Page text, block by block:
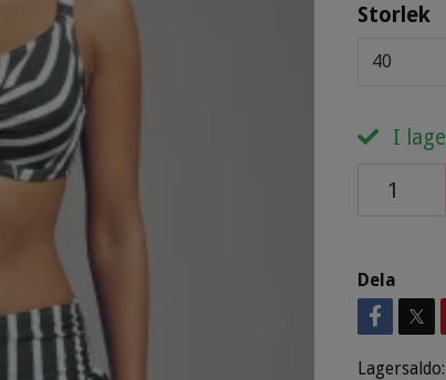
Storlek
40
I
Dela
Lagersaldo: